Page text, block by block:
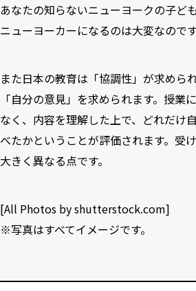
あなたの知らないニューヨークの子ど
ニューヨーカーになるのは大変なのです
また日本の教育は「協調性」が求めら
「自分の意見」を求められます。授業
なく、内容を理解した上で、どれだけ
べたかということが評価されます。受
大きく異なる点です。
[All Photos byshutterstock.com]
※写真はすべてイメージです。